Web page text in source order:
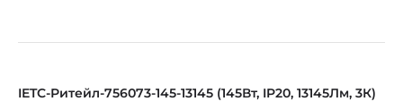
IETC-Ритейл-756073-145-13145 (145Вт, IP20, 13145Лм, 3К)